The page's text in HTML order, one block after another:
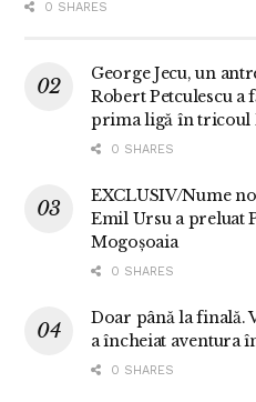
0 SHARES
George Jecu, un
Robert Petculescu a
prima ligă în tricoul
0 SHARES
EXCLUSIV/Nume
Emil Ursu a preluat
Mogoșoaia
0 SHARES
Doar până la finală.
a încheiat aventura
0 SHARES